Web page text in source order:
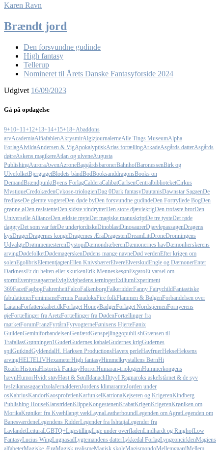
Karen Ravn
Brændt jord
Den forsvundne gudinde
High fantasy
Tellerup
Nomineret til Årets Danske Fantasyforside 2024
Udgivet 16/09/2023
Gå på opdagelse
9+10+11+12+13+14+15+18+Abaddons
arvAcademiaAiñafablenAkrysmirAlgizjournalerneAlle Tings MuseumAlpha
ForlagAlvildaAndersen & VigApokalyptiskArias fortællingArkadeAsgårds datterAsgårds
døtreAskens magikereAtlan og ulveneAugusta
PublishingAuroraAwenAzroneBaggårdsbaronerBahnhofBaronessenBirk og
UlvefolketBjergtagetBlodets båndBodBooksanddragonsBooks on
DemandBrændpunktByens ForlagCalderaCalibatCarlsenCentralbiblioteketCirkus
MystiqueCredokædenCykose-triologienDag 0Dark fantasyDautanisDawnstar SagaenDe
fredløseDe glemte vogtereDen døde byDen forsvundne gudindeDen Fortryllede BogDen
grønne øDen resistenteDen sidste vindrytterDen store djævlekrigDen trofaste brorDen
Universelle AllianceDen ældste myteDet magiske manuskriptDe tre tysteDet røde
daggryDet som var førDe underjordiskeDinoblastDinosaurerDjævlepassagenDragens
kysDragerDragernes kongeDragernes ÆraDragestenDreamLittDroneDronningens
UdvalgteDrømmemesterenDystopiDæmondræberenDæmonernes havDæmonherskerens
arvingDødefolketDødemagerskenDødens mange navneDød verdenEfter krigen om
solenEgolibrisElementjagtenEllen KnivsbærerElvereElverskudEngle og DæmonerEnter
DarknessEr du helten eller skurkenErik MenneskesønEsgaroEt varsel om
stormEventyrsagaerneEvigEvighedens terningerExiliumExperiment
369FacetFagbogFahrenheitFalcoFalkenborgFalkeridderFanny FairychildFantastiske
fabulationerFeminismeFermis ParadoksFire folkFlammen & BølgenForbandelsen over
LaitanaForfatterskabet.dkForlaget HoneyBadgerForlaget NordstjernenFornyerens
øjeFortællinger fra AretzFortællinger fra DødenFortællinger fra
mørketForumFranzFyrtårnFyrvogterneFønixens HjerteFønix
GuildenGeminiforbandelsenGenfærdGenspejlinggopubli.shGrænsen til
TrafallasGrønningen1GuderGudernes kabaleGudernes krigGudernes
spilGutkindGyldendalH. Harksen ProductionsHavets perleHavfruerHekseHeksens
arvingHELTELIVHexameterHigh fantasyHimmelkrystallens BørnHi
ReaderHistoriaHistorisk FantasyHorrorHumaran-triologienHummerkongens
hævnHumorHvidt støvHøst & SønIldanachIlttyvI Ragnaroks askeIstårnet & de syv
lysIzikanasagaenIzolaJernalderenJordens klimaramteJorden under
osKahriusKandorKaosprofetienKarfunkelKatrionaKejseren og KrigerenKindberg
Publishing HouseKlanstridenKlippeKongestenenKrabatKrigenKrigerenKrøniken om
MorikaKrøniker fra Kvæhllangt vækLaynaLeatherboundLegenden om AgratLegenden om
BanesværdeneLegendens RidderLegender fra IshtaijaLegender fra
LavlandetLeituraLGBTQ+LigestillingLige under overfladenLindhardt og RinghofLow
FantasyLucius WingLugnasadLygtemandens datterLykkedal ForlagLyngeoncirklenMagiens
alfabeterMagiske ÆrøMagisk realismeMagisk skoleMagismondoMellemgaardMellem